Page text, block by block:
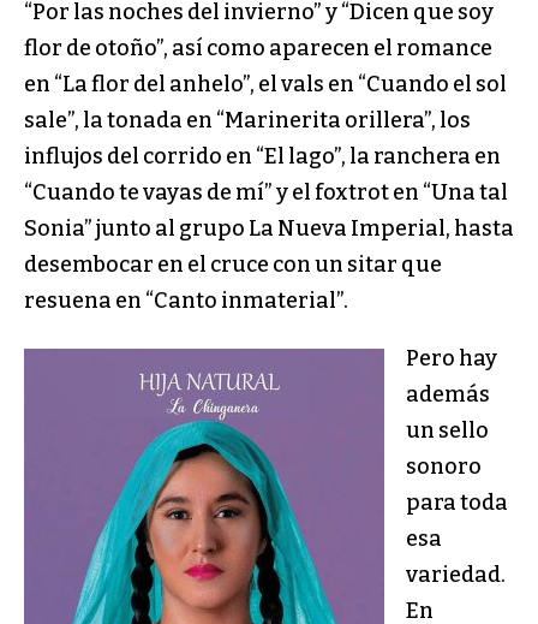
“Por las noches del invierno” y “Dicen que soy
flor de otoño”, así como aparecen el romance
en “La flor del anhelo”, el vals en “Cuando el sol
sale”, la tonada en “Marinerita orillera”, los
influjos del corrido en “El lago”, la ranchera en
“Cuando te vayas de mí” y el foxtrot en “Una tal
Sonia” junto al grupo La Nueva Imperial, hasta
desembocar en el cruce con un sitar que
resuena en “Canto inmaterial”.
Pero hay
además
un sello
sonoro
para toda
esa
variedad.
En